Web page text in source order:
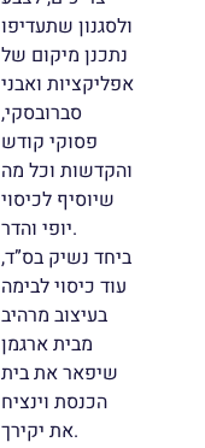
ולסגנון שתעדיפו
נתכנן מיקום של
אפליקציות ואבני
סברובסקי,
פסוקי קודש
והקדשות וכל מה
שיוסיף לכיסוי
יופי והדר.
ביחד נשיק בס”ד,
עוד כיסוי לבימה
בעיצוב מרהיב
מבית ארגמן
שיפאר את בית
הכנסת וינציח
את יקירך.